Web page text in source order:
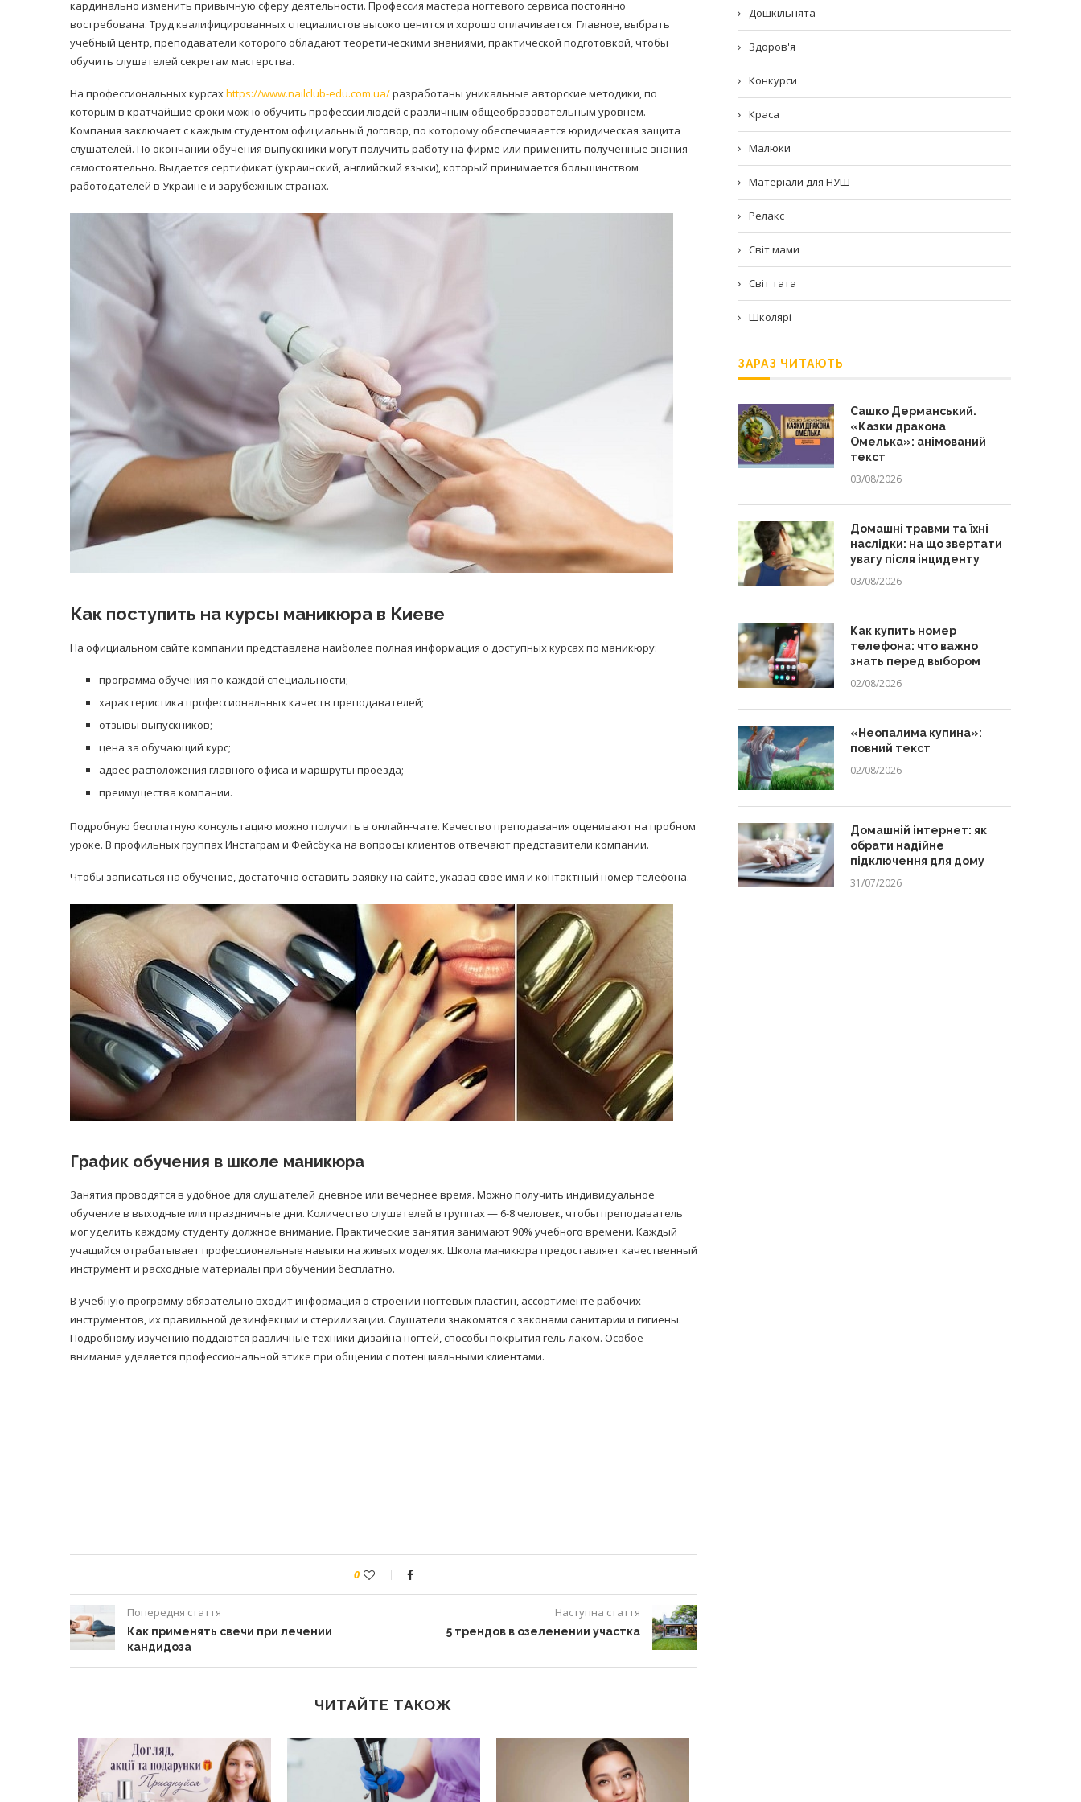
кардинально изменить привычную сферу деятельности. Профессия мастера ногтевого сервиса постоянно
востребована. Труд квалифицированных специалистов высоко ценится и хорошо оплачивается. Главное, выбрать
учебный центр, преподаватели которого обладают теоретическими знаниями, практической подготовкой, чтобы
обучить слушателей секретам мастерства.
На профессиональных курсахhttps://www.nailclub-edu.com.ua/разработаны уникальные авторские методики, по
которым в кратчайшие сроки можно обучить профессии людей с различным общеобразовательным уровнем.
Компания заключает с каждым студентом официальный договор, по которому обеспечивается юридическая защита
слушателей. По окончании обучения выпускники могут получить работу на фирме или применить полученные знания
самостоятельно. Выдается сертификат (украинский, английский языки), который принимается большинством
работодателей в Украине и зарубежных странах.
Как поступить на курсы маникюра в Киеве
На официальном сайте компании представлена наиболее полная информация о доступных курсах по маникюру:
программа обучения по каждой специальности;
характеристика профессиональных качеств преподавателей;
отзывы выпускников;
цена за обучающий курс;
адрес расположения главного офиса и маршруты проезда;
преимущества компании.
Подробную бесплатную консультацию можно получить в онлайн-чате. Качество преподавания оценивают на пробном
уроке. В профильных группах Инстаграм и Фейсбука на вопросы клиентов отвечают представители компании.
Чтобы записаться на обучение, достаточно оставить заявку на сайте, указав свое имя и контактный номер телефона.
График обучения в школе маникюра
Занятия проводятся в удобное для слушателей дневное или вечернее время. Можно получить индивидуальное
обучение в выходные или праздничные дни. Количество слушателей в группах — 6-8 человек, чтобы преподаватель
мог уделить каждому студенту должное внимание. Практические занятия занимают 90% учебного времени. Каждый
учащийся отрабатывает профессиональные навыки на живых моделях. Школа маникюра предоставляет качественный
инструмент и расходные материалы при обучении бесплатно.
В учебную программу обязательно входит информация о строении ногтевых пластин, ассортименте рабочих
инструментов, их правильной дезинфекции и стерилизации. Слушатели знакомятся с законами санитарии и гигиены.
Подробному изучению поддаются различные техники дизайна ногтей, способы покрытия гель-лаком. Особое
внимание уделяется профессиональной этике при общении с потенциальными клиентами.
0
Попередня стаття
Как применять свечи при лечении
кандидоза
Наступна стаття
5 трендов в озеленении участка
ЧИТАЙТЕ ТАКОЖ
Дошкільнята
Здоров'я
Конкурси
Краса
Малюки
Матеріали для НУШ
Релакс
Світ мами
Світ тата
Школярі
ЗАРАЗ ЧИТАЮТЬ
Сашко Дерманський.
«Казки дракона
Омелька»: анімований
текст
03/08/2026
Домашні травми та їхні
наслідки: на що звертати
увагу після інциденту
03/08/2026
Как купить номер
телефона: что важно
знать перед выбором
02/08/2026
«Неопалима купина»:
повний текст
02/08/2026
Домашній інтернет: як
обрати надійне
підключення для дому
31/07/2026